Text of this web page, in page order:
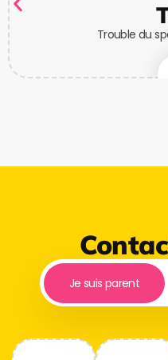
Trouble du
Je suis parent